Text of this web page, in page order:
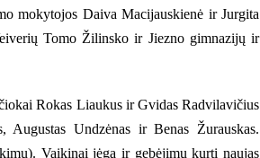
mokytojos Daiva Macijauskienė ir Jurgita
Tomo Žilinsko ir Jiezno gimnazijų ir
Rokas Liaukus ir Gvidas Radvilavičius
Augustas Undzėnas ir Benas Žurauskas.
Vaikinai jėga ir gebėjimu kurti naujas